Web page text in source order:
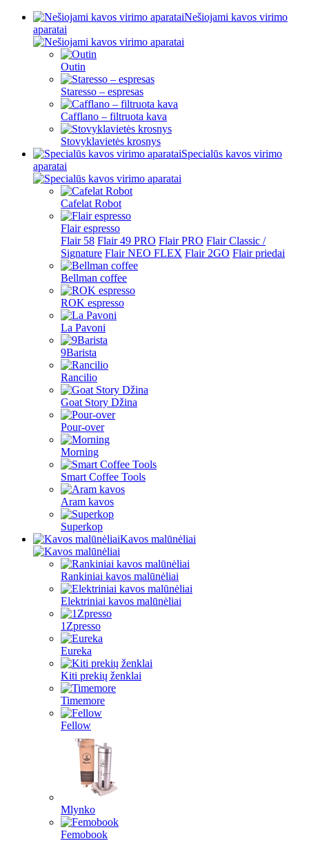
Nešiojami kavos virimo
aparatai
Outin
Staresso – espresas
Cafflano – filtruota kava
Stovyklavietės krosnys
Specialūs kavos virimo
aparatai
Cafelat Robot
Flair espresso
Flair 58 Flair 49 PRO Flair PRO Flair Classic /
Signature Flair NEO FLEX Flair 2GO Flair priedai
Bellman coffee
ROK espresso
La Pavoni
9Barista
Rancilio
Goat Story Džina
Pour-over
Morning
Smart Coffee Tools
Aram kavos
Superkop
Kavos malūnėliai
Rankiniai kavos malūnėliai
Elektriniai kavos malūnėliai
1Zpresso
Eureka
Kiti prekių ženklai
Timemore
Fellow
Mlynko
Femobook